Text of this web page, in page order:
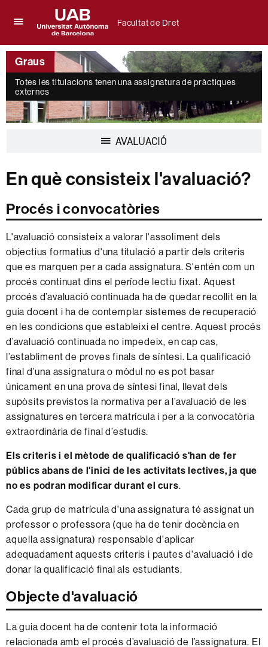
per
desplegar
el
menú
de
Facultat
de
Dret
Universitat
Autònoma
de
Barcelona
Facultat de Dret
Graus
Totes les titulacions tenen una assignatura de pràctiques
externes
AVALUACIÓ
En què consisteix l'avaluació?
Procés i convocatòries
L'avaluació consisteix a valorar l'assoliment dels
objectius formatius d'una titulació a partir dels criteris
que es marquen per a cada assignatura. S'entén com un
procés continuat dins el període lectiu fixat. Aquest
procés d’avaluació continuada ha de quedar recollit en la
guia docent i ha de contemplar sistemes de recuperació
en les condicions que estableixi el centre. Aquest procés
d’avaluació continuada no impedeix, en cap cas,
l’establiment de proves finals de síntesi. La qualificació
final d’una assignatura o mòdul no es pot basar
únicament en una prova de síntesi final, llevat dels
supòsits previstos la normativa per a l’avaluació de les
assignatures en tercera matrícula i per a la convocatòria
extraordinària de final d’estudis.
Els criteris i el mètode de qualificació s'han de fer
públics abans de l'inici de les activitats lectives, ja que
no es podran modificar durant el curs.
Cada grup de matrícula d'una assignatura té assignat un
professor o professora (que ha de tenir docència en
aquella assignatura) responsable d'aplicar
adequadament aquests criteris i pautes d'avaluació i de
donar la qualificació final als estudiants.
Objecte d'avaluació
La guia docent ha de contenir tota la informació
relacionada amb el procés d’avaluació de l’assignatura. El